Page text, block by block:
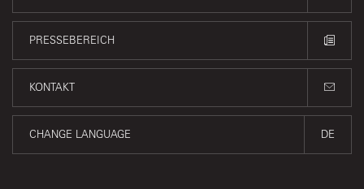
PRESSEBEREICH
KONTAKT
CHANGE LANGUAGE DE